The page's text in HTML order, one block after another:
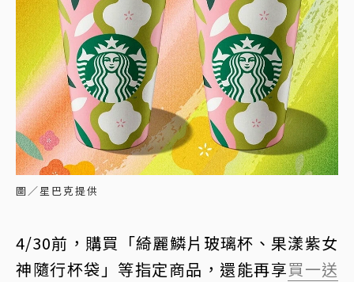
圖／星巴克提供
4/30前，購買「綺麗鱗片玻璃杯、果漾紫女
神隨行杯袋」等指定商品，還能再享買一送